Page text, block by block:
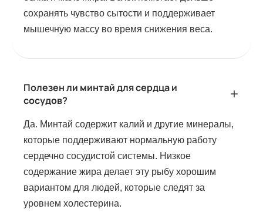
сохранять чувство сытости и поддерживает
мышечную массу во время снижения веса.
Полезен ли минтай для сердца и
сосудов?
Да. Минтай содержит калий и другие минералы,
которые поддерживают нормальную работу
сердечно сосудистой системы. Низкое
содержание жира делает эту рыбу хорошим
вариантом для людей, которые следят за
уровнем холестерина.